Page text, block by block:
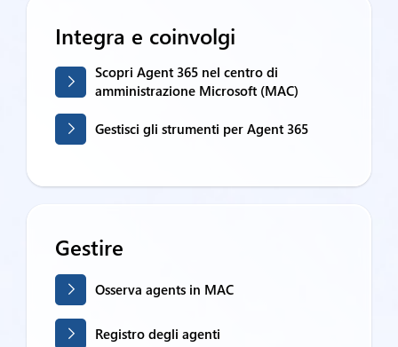
Integra e coinvolgi
Scopri Agent 365 nel centro di
amministrazione Microsoft (MAC)
Gestisci gli strumenti per Agent 365
Gestire
Osserva agents in MAC
Registro degli agenti